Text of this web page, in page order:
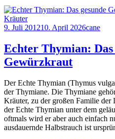
Kräuter
9. Juli 201210. April 2026cane
Echter Thymian: Das
Gewürzkraut
Der Echte Thymian (Thymus
der Thymiane. Die Thymiane
Kräuter, zu der großen Familie
der Echte Thymian unter dem
oftmals wird er aber auch einfach
ausdauernde Halbstrauch ist